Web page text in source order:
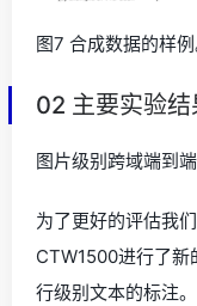
图7 合成数据的样例
02 主要实验
图片级别跨域端到
为了更好的评估我
CTW1500进行了
行级别文本的标注